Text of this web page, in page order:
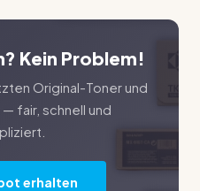
Kein Problem!
Original-Toner und
fair, schnell und
erhalten